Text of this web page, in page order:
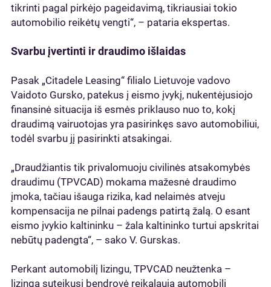
tikrinti pagal pirkėjo pageidavimą, tikriausiai tokio
automobilio reikėtų vengti“, – pataria ekspertas.
Svarbu įvertinti ir draudimo išlaidas
Pasak „Citadele Leasing“ filialo Lietuvoje vadovo
Vaidoto Gursko, patekus į eismo įvykį, nukentėjusiojo
finansinė situacija iš esmės priklauso nuo to, kokį
draudimą vairuotojas yra pasirinkęs savo automobiliui,
todėl svarbu jį pasirinkti atsakingai.
„Draudžiantis tik privalomuoju civilinės atsakomybės
draudimu (TPVCAD) mokama mažesnė draudimo
įmoka, tačiau išauga rizika, kad nelaimės atveju
kompensacija ne pilnai padengs patirtą žalą. O esant
eismo įvykio kaltininku – žala kaltininko turtui apskritai
nebūtų padengta“, – sako V. Gurskas.
Perkant automobilį lizingu, TPVCAD neužtenka –
lizingą suteikusi bendrovė reikalauja automobilį